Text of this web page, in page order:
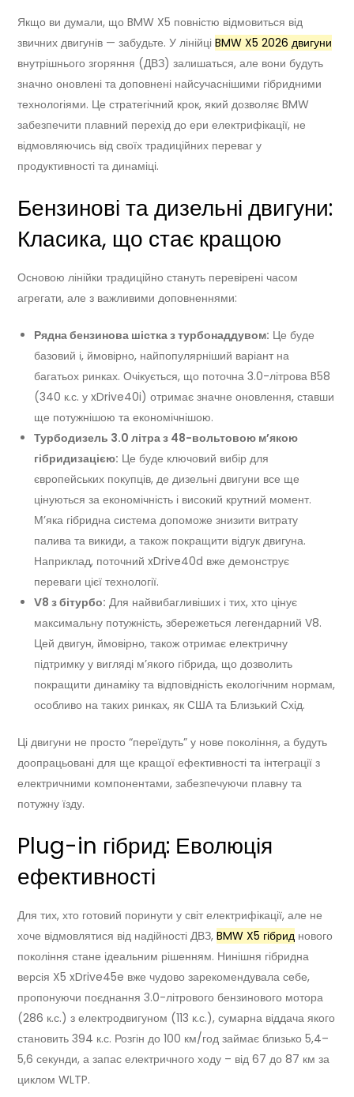
Якщо ви думали, що BMW X5 повністю відмовиться від
звичних двигунів — забудьте. У лінійціBMW X5 2026 двигуни
внутрішнього згоряння (ДВЗ) залишаться, але вони будуть
значно оновлені та доповнені найсучаснішими гібридними
технологіями. Це стратегічний крок, який дозволяє BMW
забезпечити плавний перехід до ери електрифікації, не
відмовляючись від своїх традиційних переваг у
продуктивності та динаміці.
Бензинові та дизельні двигуни:
Класика, що стає кращою
Основою лінійки традиційно стануть перевірені часом
агрегати, але з важливими доповненнями:
Рядна бензинова шістка з турбонаддувом: Це буде
базовий і, ймовірно, найпопулярніший варіант на
багатьох ринках. Очікується, що поточна 3.0-літрова B58
(340 к.с. у xDrive40i) отримає значне оновлення, ставши
ще потужнішою та економічнішою.
Турбодизель 3.0 літра з 48-вольтовою м’якою
гібридизацією: Це буде ключовий вибір для
європейських покупців, де дизельні двигуни все ще
цінуються за економічність і високий крутний момент.
М’яка гібридна система допоможе знизити витрату
палива та викиди, а також покращити відгук двигуна.
Наприклад, поточний xDrive40d вже демонструє
переваги цієї технології.
V8 з бітурбо: Для найвибагливіших і тих, хто цінує
максимальну потужність, збережеться легендарний V8.
Цей двигун, ймовірно, також отримає електричну
підтримку у вигляді м’якого гібрида, що дозволить
покращити динаміку та відповідність екологічним нормам,
особливо на таких ринках, як США та Близький Схід.
Ці двигуни не просто “переїдуть” у нове покоління, а будуть
доопрацьовані для ще кращої ефективності та інтеграції з
електричними компонентами, забезпечуючи плавну та
потужну їзду.
Plug-in гібрид: Еволюція
ефективності
Для тих, хто готовий поринути у світ електрифікації, але не
хоче відмовлятися від надійності ДВЗ,BMW X5 гібрид нового
покоління стане ідеальним рішенням. Нинішня гібридна
версія X5 xDrive45e вже чудово зарекомендувала себе,
пропонуючи поєднання 3.0-літрового бензинового мотора
(286 к.с.) з електродвигуном (113 к.с.), сумарна віддача якого
становить 394 к.с. Розгін до 100 км/год займає близько 5,4–
5,6 секунди, а запас електричного ходу – від 67 до 87 км за
циклом WLTP.